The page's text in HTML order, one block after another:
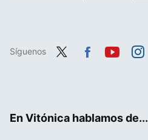
Síguenos
En Vitónica hablamos de...